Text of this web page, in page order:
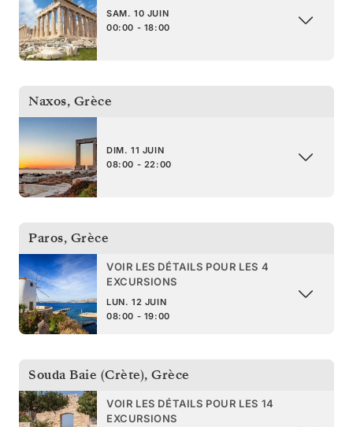
SAM. 10 JUIN
00:00 - 18:00
Naxos, Grèce
DIM. 11 JUIN
08:00 - 22:00
Paros, Grèce
VOIR LES DÉTAILS POUR LES 4
EXCURSIONS
LUN. 12 JUIN
08:00 - 19:00
Souda Baie (Crète), Grèce
VOIR LES DÉTAILS POUR LES 14
EXCURSIONS